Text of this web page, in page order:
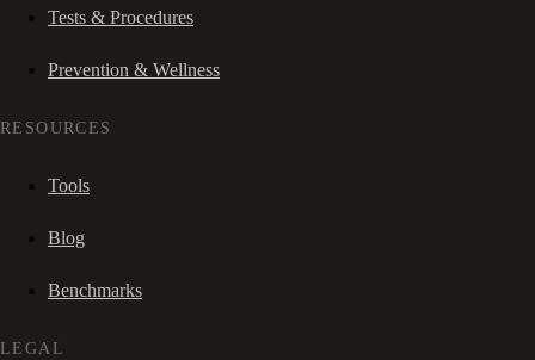
Tests & Procedures
Prevention & Wellness
RESOURCES
Tools
Blog
Benchmarks
LEGAL